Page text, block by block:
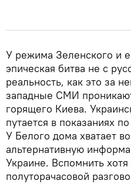
У режима Зеленского и
эпическая битва не с
реальность, как это за
западные СМИ
горящего Киева.
путается в показаниях
У Белого дома хватает
альтернативную
Украине. Вспомнить
полуторачасовой